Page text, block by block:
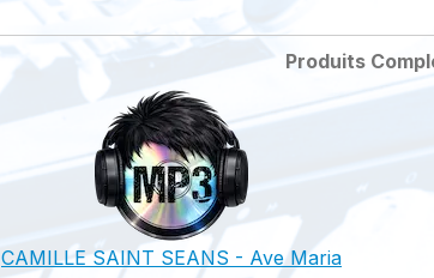
Produits
CAMILLE SAINT SEANS - Ave Maria